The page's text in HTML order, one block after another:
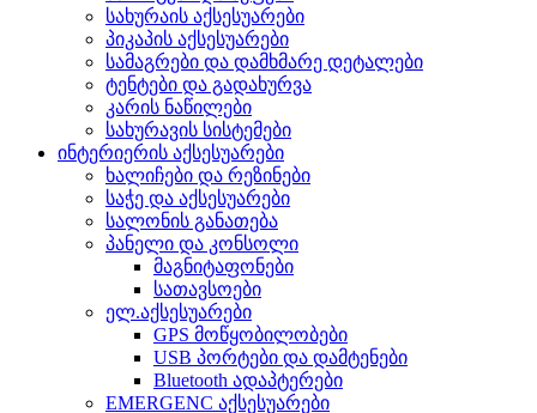
სახურაის აქსესუარები
პიკაპის აქსესუარები
სამაგრები და დამხმარე დეტალები
ტენტები და გადახურვა
კარის ნაწილები
სახურავის სისტემები
ინტერიერის აქსესუარები
ხალიჩები და რეზინები
საჭე და აქსესუარები
სალონის განათება
პანელი და კონსოლი
მაგნიტაფონები
სათავსოები
ელ.აქსესუარები
GPS მოწყობილობები
USB პორტები და დამტენები
Bluetooth ადაპტერები
EMERGENC აქსესუარები